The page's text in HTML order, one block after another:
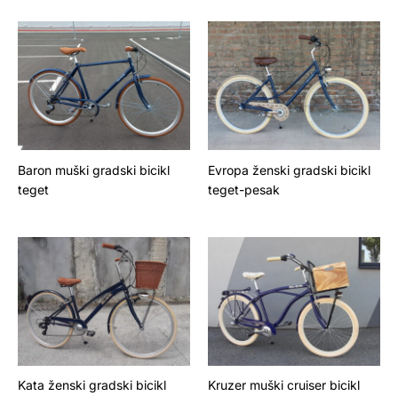
Baron muški gradski bicikl
teget
Evropa ženski gradski bicikl
teget-pesak
Kata ženski gradski bicikl
Kruzer muški cruiser bicikl